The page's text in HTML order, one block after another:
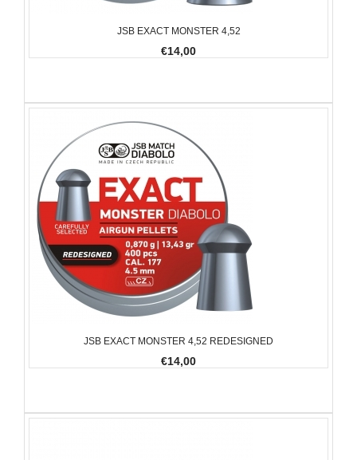
JSB EXACT MONSTER 4,52
€14,00
JSB EXACT MONSTER 4,52 REDESIGNED
€14,00